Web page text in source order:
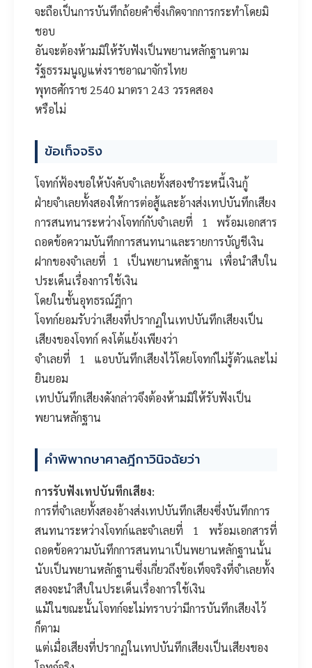
จะถือเป็นการบันทึกถ้อยคำซึ่งเกิดจากการกระทำโดยมิ
ชอบ
อันจะต้องห้ามมิให้รับฟังเป็นพยานหลักฐานตาม
รัฐธรรมนูญแห่งราชอาณาจักรไทย
พุทธศักราช 2540 มาตรา 243 วรรคสอง
หรือไม่
ข้อเท็จจริง
โจทก์ฟ้องขอให้บังคับจำเลยทั้งสองชำระหนี้เงินกู้
ฝ่ายจำเลยทั้งสองให้การต่อสู้และอ้างส่งเทปบันทึกเสียง
การสนทนาระหว่างโจทก์กับจำเลยที่ 1 พร้อมเอกสาร
ถอดข้อความบันทึกการสนทนาและรายการบัญชีเงิน
ฝากของจำเลยที่ 1 เป็นพยานหลักฐาน เพื่อนำสืบใน
ประเด็นเรื่องการใช้เงิน
โดยในชั้นอุทธรณ์ฎีกา
โจทก์ยอมรับว่าเสียงที่ปรากฏในเทปบันทึกเสียงเป็น
เสียงของโจทก์ คงโต้แย้งเพียงว่า
จำเลยที่ 1 แอบบันทึกเสียงไว้โดยโจทก์ไม่รู้ตัวและไม่
ยินยอม
เทปบันทึกเสียงดังกล่าวจึงต้องห้ามมิให้รับฟังเป็น
พยานหลักฐาน
คำพิพากษาศาลฎีกาวินิจฉัยว่า
การรับฟังเทปบันทึกเสียง:
การที่จำเลยทั้งสองอ้างส่งเทปบันทึกเสียงซึ่งบันทึกการ
สนทนาระหว่างโจทก์และจำเลยที่ 1 พร้อมเอกสารที่
ถอดข้อความบันทึกการสนทนาเป็นพยานหลักฐานนั้น
นับเป็นพยานหลักฐานซึ่งเกี่ยวถึงข้อเท็จจริงที่จำเลยทั้ง
สองจะนำสืบในประเด็นเรื่องการใช้เงิน
แม้ในขณะนั้นโจทก์จะไม่ทราบว่ามีการบันทึกเสียงไว้
ก็ตาม
แต่เมื่อเสียงที่ปรากฏในเทปบันทึกเสียงเป็นเสียงของ